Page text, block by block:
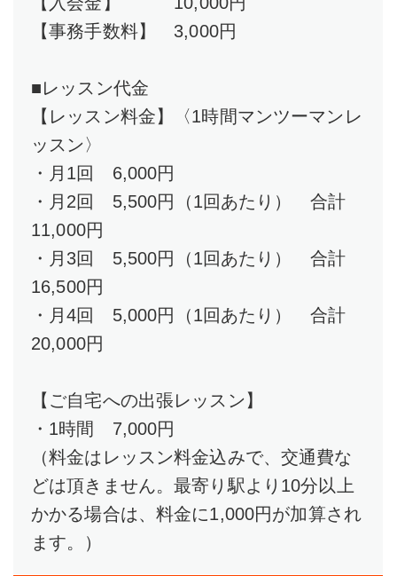
【事務手数料】 3,000円
■レッスン代金
【レッスン料金】〈1時間マンツーマンレ
ッスン〉
・月1回 6,000円
・月2回 5,500円（1回あたり） 合計
11,000円
・月3回 5,500円（1回あたり） 合計
16,500円
・月4回 5,000円（1回あたり） 合計
20,000円
【ご自宅への出張レッスン】
・1時間 7,000円
（料金はレッスン料金込みで、交通費な
どは頂きません。最寄り駅より10分以上
かかる場合は、料金に1,000円が加算され
ます。）